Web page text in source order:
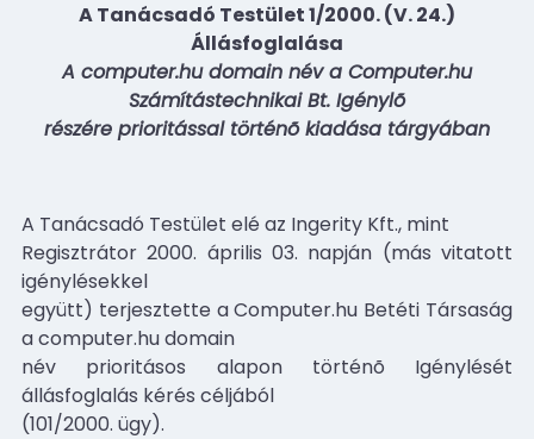
A Tanácsadó Testület 1/2000. (V. 24.)
Állásfoglalása
A computer.hu domain név a Computer.hu
Számítástechnikai Bt. Igénylõ
részére prioritással történõ kiadása tárgyában
A Tanácsadó Testület elé az Ingerity Kft., mint
Regisztrátor 2000. április 03. napján (más vitatott
igénylésekkel
együtt) terjesztette a Computer.hu Betéti Társaság
a computer.hu domain
név prioritásos alapon történõ Igénylését
állásfoglalás kérés céljából
(101/2000. ügy).